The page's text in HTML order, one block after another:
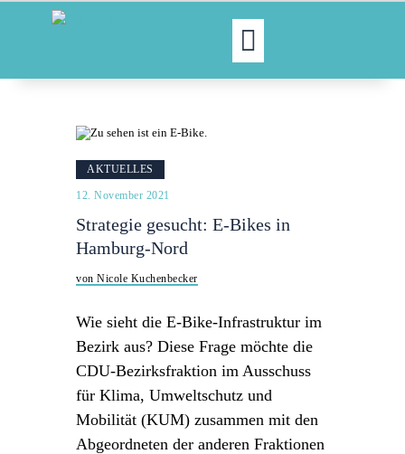
ABGEORDNETE
AKTUELLES
NORDAKTUELL
AUSSCHÜSSE
AKTUELLES
12. November 2021
Strategie gesucht: E-Bikes in
Hamburg-Nord
von Nicole Kuchenbecker
Wie sieht die E-Bike-Infrastruktur im
Bezirk aus? Diese Frage möchte die
CDU-Bezirksfraktion im Ausschuss
für Klima, Umweltschutz und
Mobilität (KUM) zusammen mit den
Abgeordneten der anderen Fraktionen